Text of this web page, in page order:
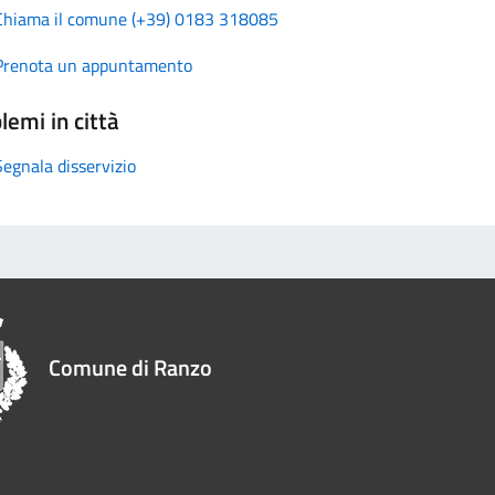
il comune (+39) 0183 318085
un appuntamento
in città
disservizio
Comune di Ranzo